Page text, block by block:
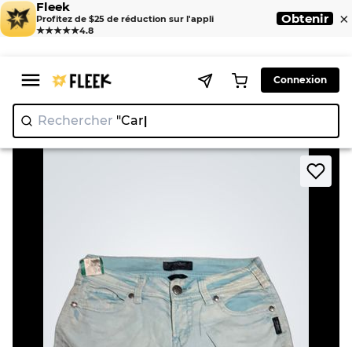
Fleek
Profitez de $25 de réduction sur l'appli
★★★★★4.8
Obtenir ×
Connexion
Rechercher |
Home > Skirt > Silver Jeans Co. Denim Skirt